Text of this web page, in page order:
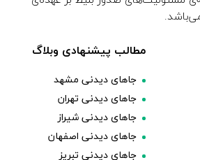
مطالب پیشنهادی وبلاگ
جاهای دیدنی مشهد
جاهای دیدنی تهران
جاهای دیدنی شیراز
جاهای دیدنی اصفهان
جاهای دیدنی تبریز